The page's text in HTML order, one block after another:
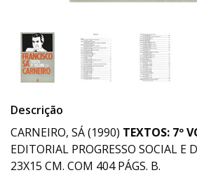
Descrição
CARNEIRO, SÁ (1990) TEXTOS: 7º
EDITORIAL PROGRESSO SOCIAL E
23X15 CM. COM 404 PÁGS. B.